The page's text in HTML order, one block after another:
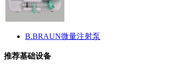
B.BRAUN微量注射泵
推荐基础设备